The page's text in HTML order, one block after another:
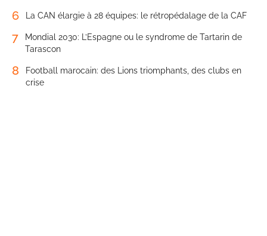
6 La CAN élargie à 28 équipes: le rétropédalage de la CAF
7
Mondial 2030: L’Espagne ou le syndrome de Tartarin de
Tarascon
8
Football marocain: des Lions triomphants, des clubs en
crise